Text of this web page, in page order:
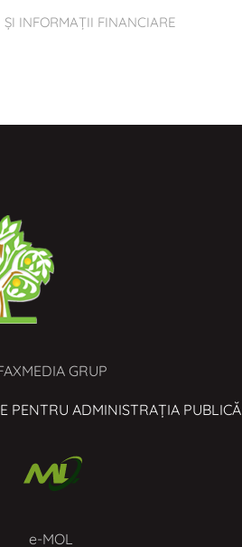
INFORMAȚII FINANCIARE
GRUP
PENTRU ADMINISTRAȚIA PUBLICĂ
e-MOL